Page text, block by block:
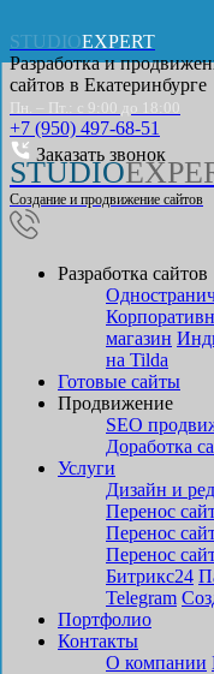
STUDIOEXPERT
Разработка и
сайтов в Екатеринбурге
Пн. – Пт.: с 9:00 до 18:00
+7 (950) 497-68-51
Заказать звонок
STUDIO
Создание и продвижение сайтов
Разработка сайтов
магазин
на Tilda
Готовые сайты
Продвижение
SEO
Доработка
Услуги
Дизайн и
Перенос
Перенос
Перенос
Битрикс24
Telegram
Портфолио
Контакты
О компании